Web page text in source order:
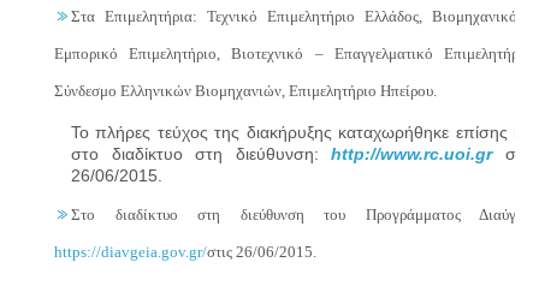
Στα Επιμελητήρια: Τεχνικό Επιμελητήριο Ελλάδος, Βιομηχανικό –
Εμπορικό Επιμελητήριο, Βιοτεχνικό – Επαγγελματικό Επιμελητήριο,
Σύνδεσμο Ελληνικών Βιομηχανιών, Επιμελητήριο Ηπείρου.
Το πλήρες τεύχος της διακήρυξης καταχωρήθηκε επίσης και
στο διαδίκτυο στη διεύθυνση:http://www.rc.uoi.grστις
26/06/2015.
Στο διαδίκτυο στη διεύθυνση του Προγράμματος Διαύγεια
https://diavgeia.gov.gr/στις 26/06/2015.